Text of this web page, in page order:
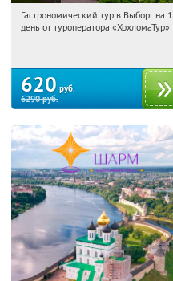
07:18:53 Купили:5
Гастрономический тур в Выборг на 1
день от туроператора «ХохломаТур»
620 руб.
6290руб.